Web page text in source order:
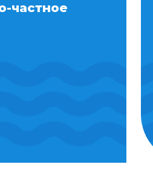
частное